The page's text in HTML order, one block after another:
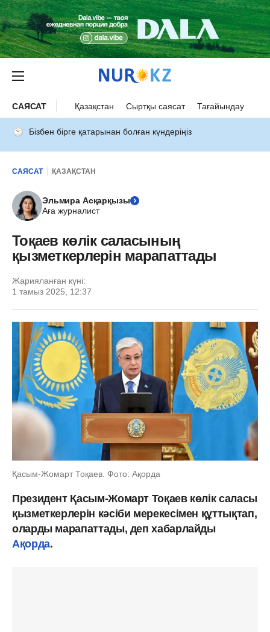
САЯСАТ Қазақстан Сыртқы саясат Тағайындау
Бізбен бірге қатарынан болған күндеріңіз
САЯСАТ ҚАЗАҚСТАН
Эльмира Асқарқызы
Аға журналист
Тоқаев көлік саласының
қызметкерлерін марапаттады
Жарияланған күні:
1 тамыз 2025, 12:37
Қасым-Жомарт Тоқаев. Фото: Ақорда
Президент Қасым-Жомарт Тоқаев көлік саласы
қызметкерлерін кәсіби мерекесімен құттықтап,
оларды марапаттады, деп хабарлайды
Ақорда.